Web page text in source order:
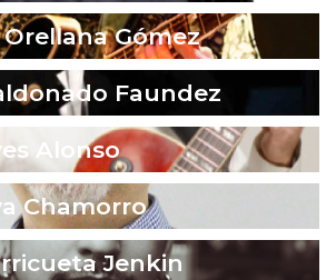
Gómez
Faundez
Alonso
Chamorro
Jenkin